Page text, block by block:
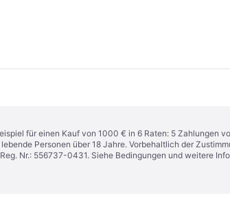
für einen Kauf von 1000 € in 6 Raten: 5 Zahlungen
Personen über 18 Jahre. Vorbehaltlich der
Nr.: 556737-0431. Siehe Bedingungen und weitere